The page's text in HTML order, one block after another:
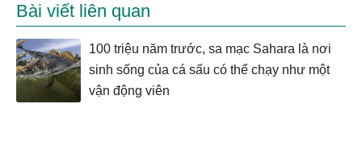
Bài viết liên quan
100 triệu năm trước, sa mạc Sahara là nơi
sinh sống của cá sấu có thể chạy như một
vận động viên